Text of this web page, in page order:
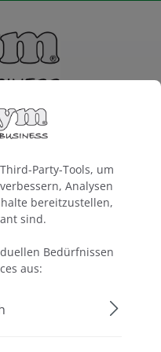
Sie haben 0
erfolgt die
Party-Tools, um
Analysen
bereitzustellen,
sind.
Bedürfnissen
aus: